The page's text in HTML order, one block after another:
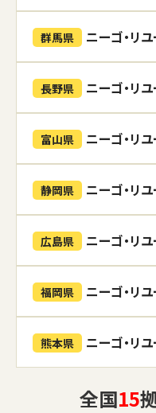
群馬県 ニーゴ・リ
長野県 ニーゴ・リ
富山県 ニーゴ・リ
静岡県 ニーゴ・リ
広島県 ニーゴ・リ
福岡県 ニーゴ・リ
熊本県 ニーゴ・リ
全国15